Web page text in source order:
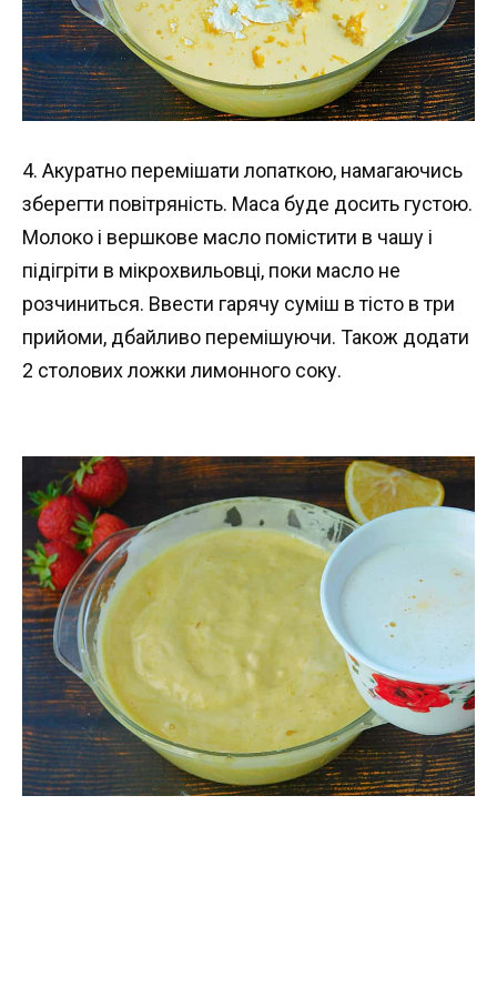
4. Акуратно перемішати лопаткою, намагаючись
зберегти повітряність. Маса буде досить густою.
Молоко і вершкове масло помістити в чашу і
підігріти в мікрохвильовці, поки масло не
розчиниться. Ввести гарячу суміш в тісто в три
прийоми, дбайливо перемішуючи. Також додати
2 столових ложки лимонного соку.